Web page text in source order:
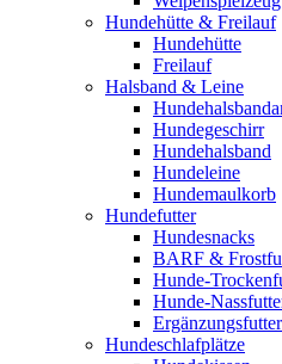
Hundehütte & Freilauf
Hundehütte
Freilauf
Halsband & Leine
Hundegeschirr
Hundehalsband
Hundeleine
Hundemaulkorb
Hundefutter
Hundesnacks
BARF &
Hunde-
Hunde-
Hundeschlafplätze